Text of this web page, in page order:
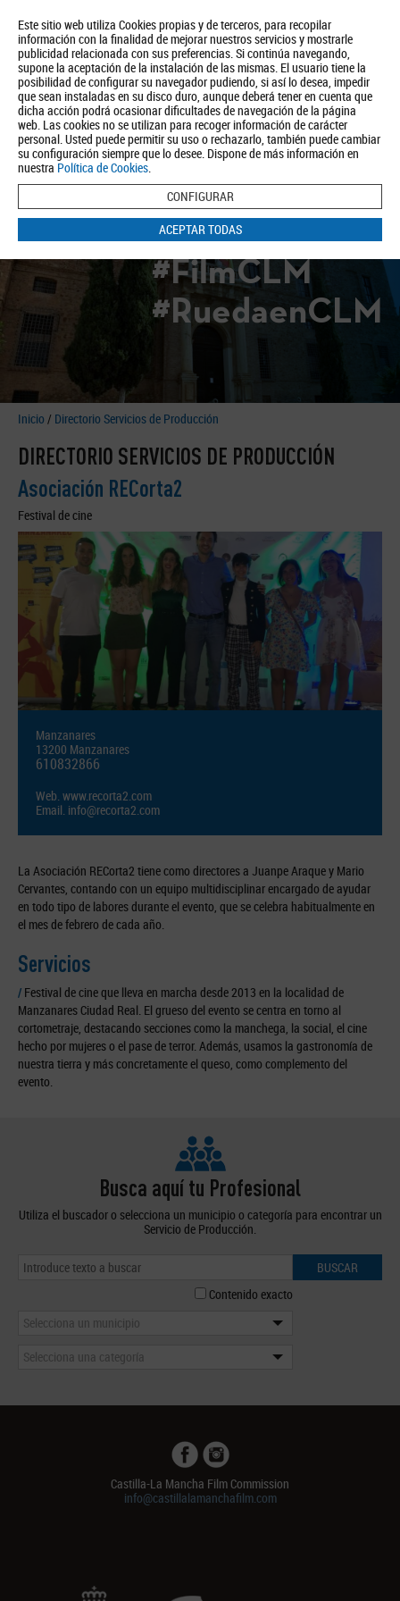
Este sitio web utiliza Cookies propias y de terceros, para recopilar
información con la finalidad de mejorar nuestros servicios y mostrarle
publicidad relacionada con sus preferencias. Si continúa navegando,
supone la aceptación de la instalación de las mismas. El usuario tiene la
posibilidad de configurar su navegador pudiendo, si así lo desea, impedir
que sean instaladas en su disco duro, aunque deberá tener en cuenta que
dicha acción podrá ocasionar dificultades de navegación de la página
web. Las cookies no se utilizan para recoger información de carácter
personal. Usted puede permitir su uso o rechazarlo, también puede cambiar
su configuración siempre que lo desee. Dispone de más información en
nuestra Política de Cookies.
CONFIGURAR
ACEPTAR TODAS
Quiénes somos Turismo Política de Privacidad Aviso Legal
Política de Cookies
BUSCAR
#FilmCLM
#RuedaenCLM
Inicio / Directorio Servicios de Producción
DIRECTORIO SERVICIOS DE PRODUCCIÓN
Asociación RECorta2
Festival de cine
Manzanares
13200 Manzanares
610832866
Web.www.recorta2.com
Email. info@recorta2.com
La Asociación RECorta2 tiene como directores a Juanpe Araque y Mario
Cervantes, contando con un equipo multidisciplinar encargado de ayudar
en todo tipo de labores durante el evento, que se celebra habitualmente en
el mes de febrero de cada año.
Servicios
/ Festival de cine que lleva en marcha desde 2013 en la localidad de
Manzanares Ciudad Real. El grueso del evento se centra en torno al
cortometraje, destacando secciones como la manchega, la social, el cine
hecho por mujeres o el pase de terror. Además, usamos la gastronomía de
nuestra tierra y más concretamente el queso, como complemento del
evento.
Busca aquí tu Profesional
Utiliza el buscador o selecciona un municipio o categoría para encontrar un
Servicio de Producción.
BUSCAR
Contenido exacto
Selecciona un municipio
Selecciona una categoría
Castilla-La Mancha Film Commission
info@castillalamanchafilm.com